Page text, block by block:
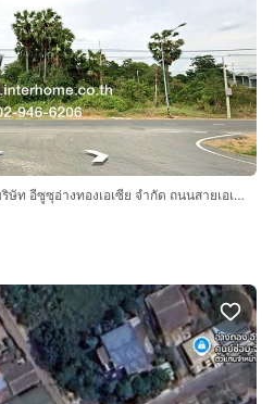
ที่ดินเปล่า 4 ไร่ 2 ตร.ว. ที่ดิน ใกล้บริษัท อีซูซุอ่างทองเอเซีย จำกัด ถนนสายเอเซีย เมืองอ่างทอง อ่างทอง